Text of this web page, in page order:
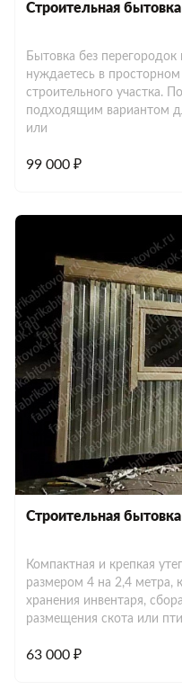
Строительная
Бытовка без
нуждаетесь в
строительного участка.
подходящим вариантом
или
99 000 ₽
Строительная
Компактная и крепкая
размером 4 на 2,4 метра,
хранения инвентаря,
размещения скота или
63 000 ₽